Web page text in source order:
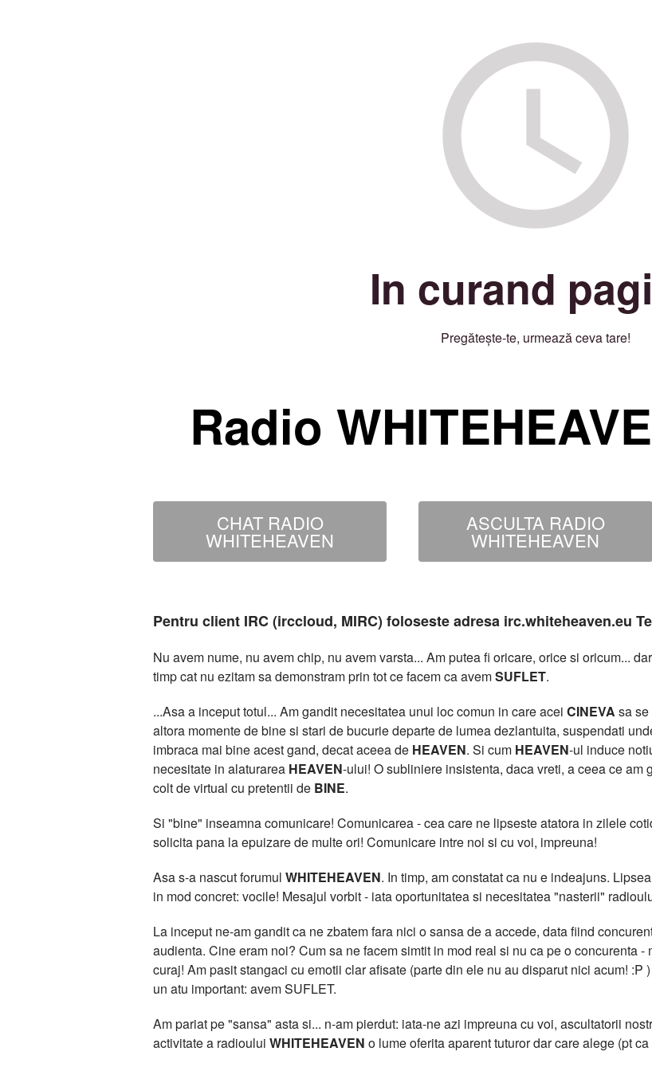
In curand
Pregătește-te, urmează ceva tare!
Radio
CHAT RADIO
WHITEHEAVEN
ASCULTA RADIO
WHITEHEAVEN
Pentru client IRC (irccloud, MIRC) foloseste adresa irc.whiteheaven.eu
Nu avem nume, nu avem chip, nu avem varsta... Am putea fi oricare, orice si oricum...
timp cat nu ezitam sa demonstram prin tot ce facem ca avemSUFLET.
...Asa a inceput totul... Am gandit necesitatea unui loc comun in care acei CINEVA sa
altora momente de bine si stari de bucurie departe de lumea dezlantuita, suspendati
imbraca mai bine acest gand, decat aceea de HEAVEN. Si cum HEAVEN-ul induce
necesitate in alaturarea HEAVEN-ului! O subliniere insistenta, daca vreti, a ceea ce
colt de virtual cu pretentii de BINE.
Si "bine" inseamna comunicare! Comunicarea - cea care ne lipseste atatora in zilele
solicita pana la epuizare de multe ori! Comunicare intre noi si cu voi, impreuna!
Asa s-a nascut forumul WHITEHEAVEN. In timp, am constatat ca nu e indeajuns.
in mod concret: vocile! Mesajul vorbit - iata oportunitatea si necesitatea "nasterii"
La inceput ne-am gandit ca ne zbatem fara nici o sansa de a accede, data fiind
audienta. Cine eram noi? Cum sa ne facem simtit in mod real si nu ca pe o concurenta
curaj! Am pasit stangaci cu emotii clar afisate (parte din ele nu au disparut nici acum!
un atu important: avem SUFLET.
Am pariat pe "sansa" asta si... n-am pierdut: iata-ne azi impreuna cu voi, ascultatorii
activitate a radioului WHITEHEAVEN o lume oferita aparent tuturor dar care alege (pt